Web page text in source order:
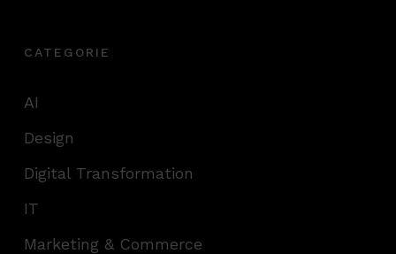
CATEGORIE
AI
Design
Digital Transformation
IT
Marketing & Commerce